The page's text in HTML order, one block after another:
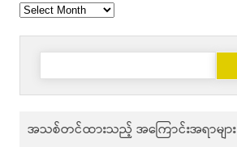
Archives
Search
အသစ်တင်ထားသည့် အကြောင်းအရာများ